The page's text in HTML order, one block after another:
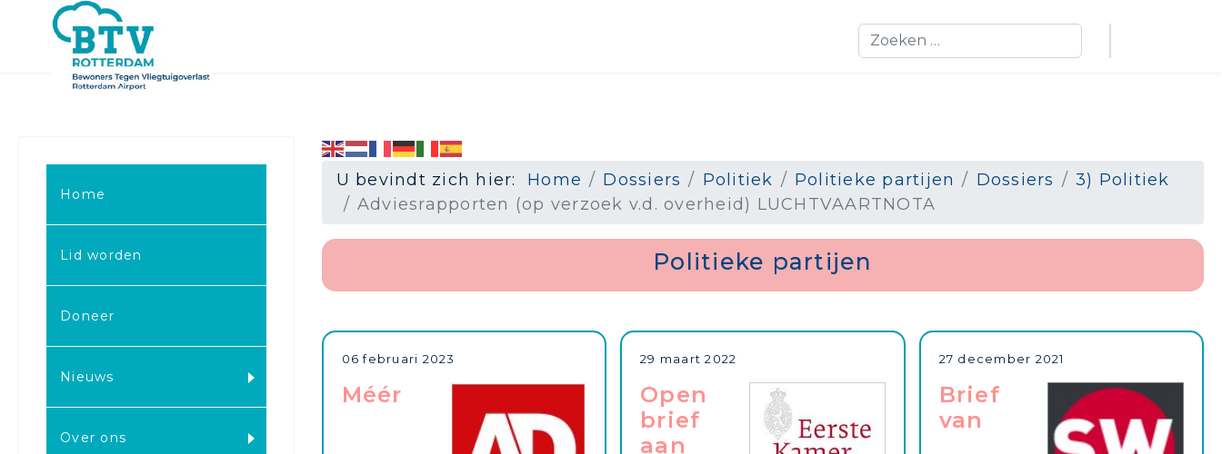
Zoeken
Home
Lid worden
Doneer
Nieuws
Over ons
U bevindt zich hier: Home Dossiers Politiek Politieke partijen Dossiers
3) Politiek
Adviesrapporten (op verzoek v.d. overheid) LUCHTVAARTNOTA
Politieke partijen
06 februari 2023
Méér
29 maart 2022
Open
brief
aan
27 december 2021
Brief
van